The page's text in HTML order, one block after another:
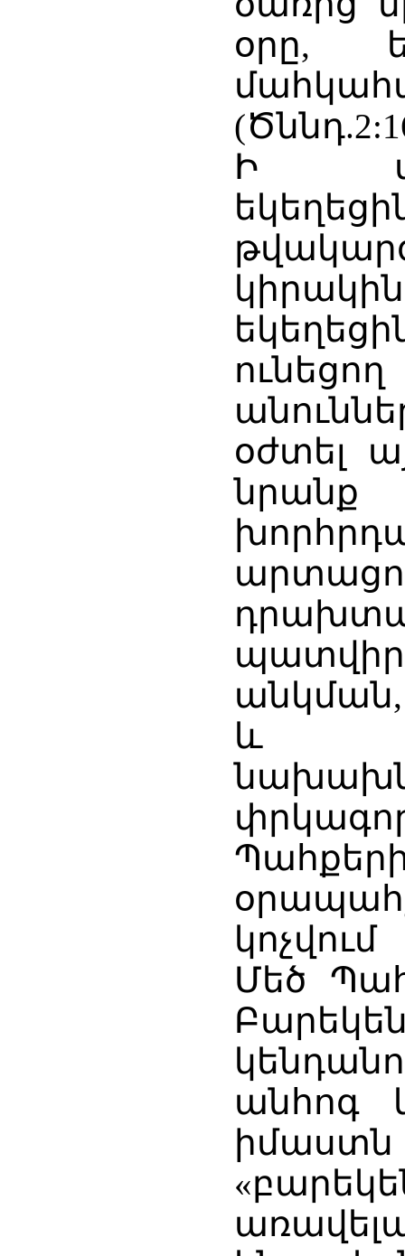
օրը,
Ի
օժտել
և
Մեծ
անհոգ